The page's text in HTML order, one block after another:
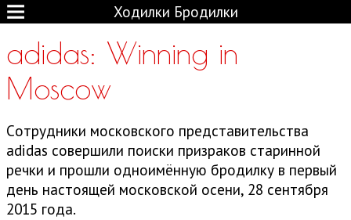
Ходилки Бродилки
adidas: Winning in
Moscow
Cотрудники московского представительства
adidas совершили поиски призраков старинной
речки и прошли одноимённую бродилку в первый
день настоящей московской осени, 28 сентября
2015 года.